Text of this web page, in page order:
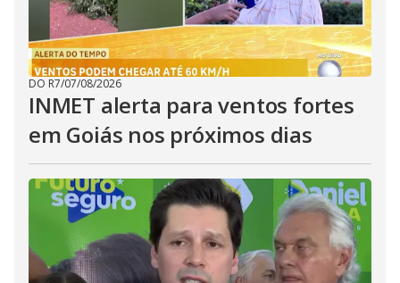
DO R7/07/08/2026
INMET alerta para ventos fortes
em Goiás nos próximos dias